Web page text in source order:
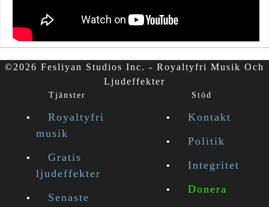
©2026 Fesliyan Studios Inc. - Royaltyfri Musik Och
Ljudeffekter
Tjänster
Royaltyfri
musik
Gratis
ljudeffekter
Senaste
Stöd
Kontakt
Politik
Integritet
Donera